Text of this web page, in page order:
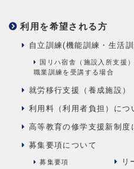
利用を希望される方
自立訓練(機能訓練・生活
国リハ宿舎（施設入所支援
職業訓練を受講する場合
就労移行支援（養成施設）
利用料（利用者負担）につ
高等教育の修学支援新制度
募集要項について
募集要項 リ